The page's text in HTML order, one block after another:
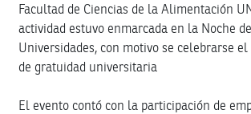
Facultad de Ciencias de la Alimentación
actividad estuvo enmarcada en la Noche
Universidades, con motivo se celebrarse el
de gratuidad universitaria
El evento contó con la participación de